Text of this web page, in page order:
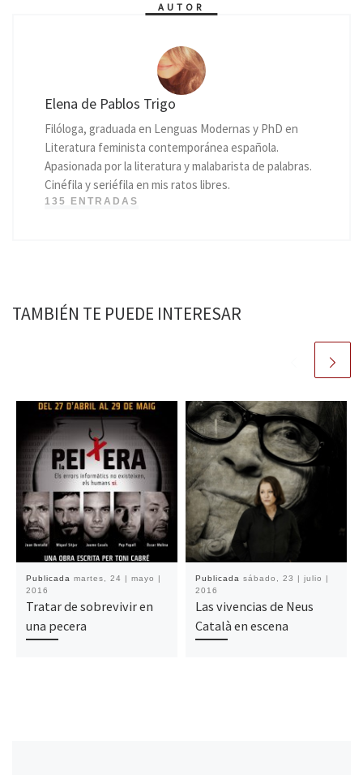
AUTOR
Elena de Pablos Trigo
Filóloga, graduada en Lenguas Modernas y PhD en
Literatura feminista contemporánea española.
Apasionada por la literatura y malabarista de palabras.
Cinéfila y seriéfila en mis ratos libres.
135 ENTRADAS
TAMBIÉN TE PUEDE INTERESAR
Publicada martes, 24 | mayo |
2016
Tratar de sobrevivir en
una pecera
Publicada sábado, 23 | julio |
2016
Las vivencias de Neus
Català en escena